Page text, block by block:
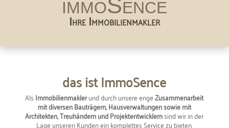
immoSence
Ihre Immobilienmakler
das ist ImmoSence
Als Immobilienmaklerund durch unsere engeZusammenarbeit
mit diversen Bauträgern, Hausverwaltungen sowie mit
Architekten, Treuhändern und Projektentwicklernsind wir in der
Lage unseren Kunden ein komplettes Service zu bieten.